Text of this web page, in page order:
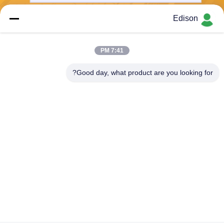
Edison
7:41 PM
Good day, what product are you looking for?